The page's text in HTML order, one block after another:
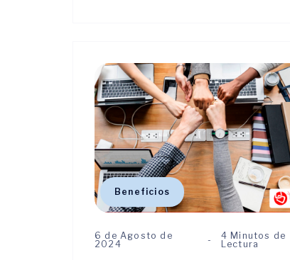
Beneficios
6 de Agosto de
2024
4 Minutos de
Lectura